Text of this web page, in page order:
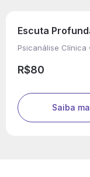
Escuta
Psicanálise Clínica
R$80
Saiba